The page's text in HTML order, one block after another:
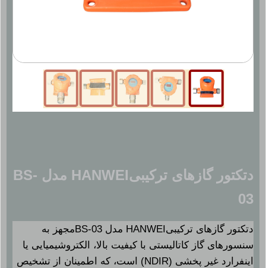
دتکتور گازهای ترکیبیHANWEI مدل BS-
03
دتکتور گازهای ترکیبیHANWEI مدل BS-03مجهز به
سنسورهای گاز کاتالیستی با کیفیت بالا، الکتروشیمیایی یا
اینفرارد غیر پخشی (NDIR) است، که اطمینان از تشخیص